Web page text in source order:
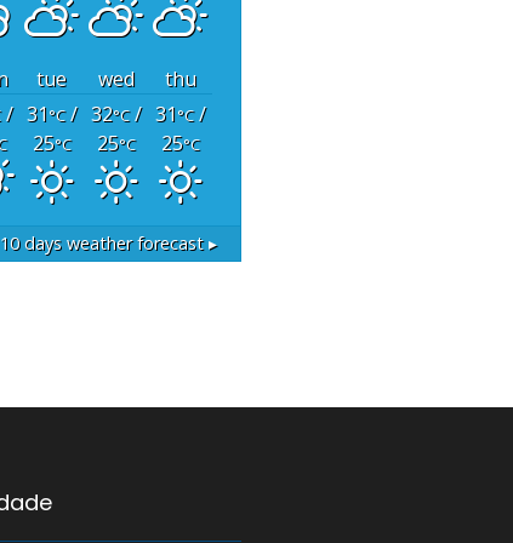
tue wed
thu
/ 31°C/
25°C
32°C/
25°C
31°C/
25°C
10 days weather forecast ▸